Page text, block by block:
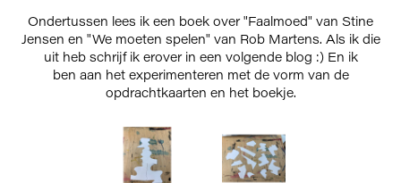
Ondertussen lees ik een boek over "Faalmoed" van Stine
Jensen en "We moeten spelen" van Rob Martens. Als ik die
uit heb schrijf ik erover in een volgende blog :) En ik
ben aan het experimenteren met de vorm van de
opdrachtkaarten en het boekje.